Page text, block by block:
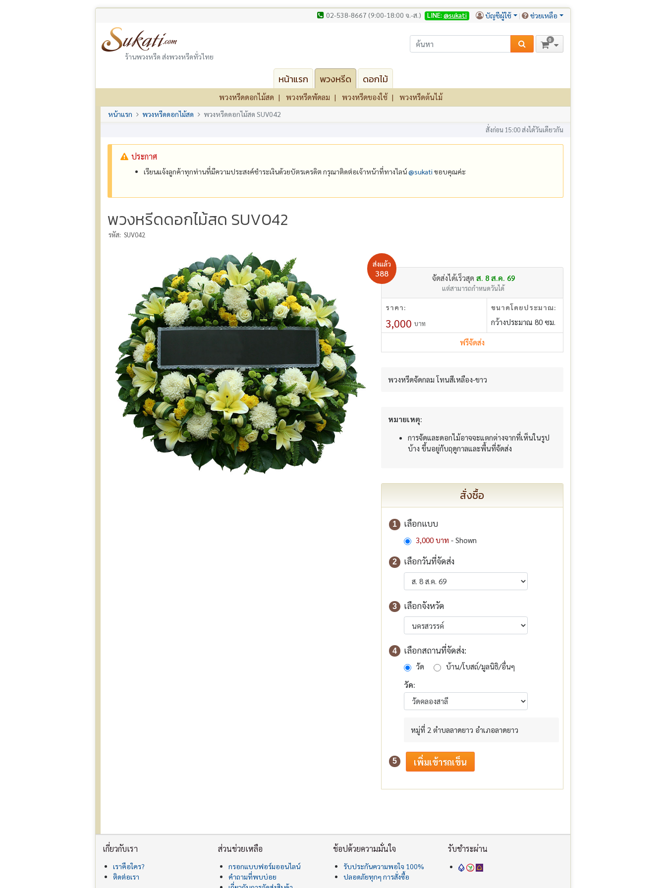
02-538-8667 (9:00-18:00 จ.-ส.) LINE:@sukati บัญชีผู้ใช้ ช่วยเหลือ
ร้านพวงหรีด ส่งพวงหรีดทั่วไทย
0
หน้าแรก พวงหรีด ดอกไม้
พวงหรีดดอกไม้สด พวงหรีดพัดลม พวงหรีดของใช้ พวงหรีดต้นไม้
หน้าแรก พวงหรีดดอกไม้สด พวงหรีดดอกไม้สด SUV042
สั่งก่อน 15:00 ส่งได้วันเดียวกัน
ประกาศ
เรียนแจ้งลูกค้าทุกท่านที่มีความประสงค์ชำระเงินด้วยบัตรเครดิต กรุณาติดต่อเจ้าหน้าที่ทางไลน์@‌sukati ขอบคุณค่ะ
พวงหรีดดอกไม้สด SUV042
รหัส: SUV042
ส่งแล้ว
388 จัดส่งได้เร็วสุด ส. 8 ส.ค. 69
แต่สามารถกำหนดวันได้
ราคา:
3,000 บาท
ขนาดโดยประมาณ:
กว้างประมาณ 80 ซม.
ฟรีจัดส่ง
พวงหรีดจัดกลม โทนสีเหลือง-ขาว
หมายเหตุ:
การจัดและดอกไม้อาจจะแตกต่างจากที่เห็นในรูป
บ้าง ขึ้นอยู่กับฤดูกาลและพื้นที่จัดส่ง
สั่งซื้อ
1 เลือกแบบ
3,000 บาท - Shown
2 เลือกวันที่จัดส่ง
3 เลือกจังหวัด
4 เลือกสถานที่จัดส่ง:
วัด
บ้าน/โบสถ์/มูลนิธิ/อื่นๆ
วัด:
หมู่ที่ 2 ตำบลลาดยาว อำเภอลาดยาว
5
เกี่ยวกับเรา
เราคือใคร?
ติดต่อเรา
ส่วนช่วยเหลือ
กรอกแบบฟอร์มออนไลน์
คำถามที่พบบ่อย
ช้อปด้วยความมั่นใจ
รับประกันความพอใจ 100%
ปลอดภัยทุกๆ การสั่งซื้อ
รับชำระผ่าน